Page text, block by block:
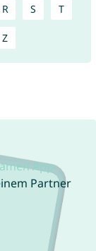
R S T
Z
App
Partner